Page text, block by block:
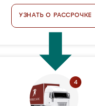
УЗНАТЬ О РАССРОЧКЕ